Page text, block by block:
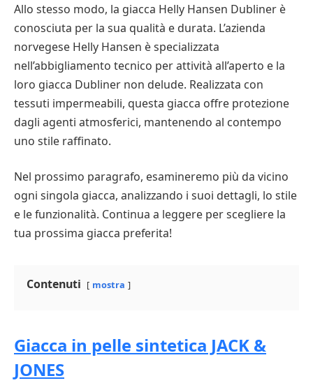
Allo stesso modo, la giacca Helly Hansen Dubliner è
conosciuta per la sua qualità e durata. L’azienda
norvegese Helly Hansen è specializzata
nell’abbigliamento tecnico per attività all’aperto e la
loro giacca Dubliner non delude. Realizzata con
tessuti impermeabili, questa giacca offre protezione
dagli agenti atmosferici, mantenendo al contempo
uno stile raffinato.
Nel prossimo paragrafo, esamineremo più da vicino
ogni singola giacca, analizzando i suoi dettagli, lo stile
e le funzionalità. Continua a leggere per scegliere la
tua prossima giacca preferita!
Contenuti mostra
Giacca in pelle sintetica JACK &
JONES